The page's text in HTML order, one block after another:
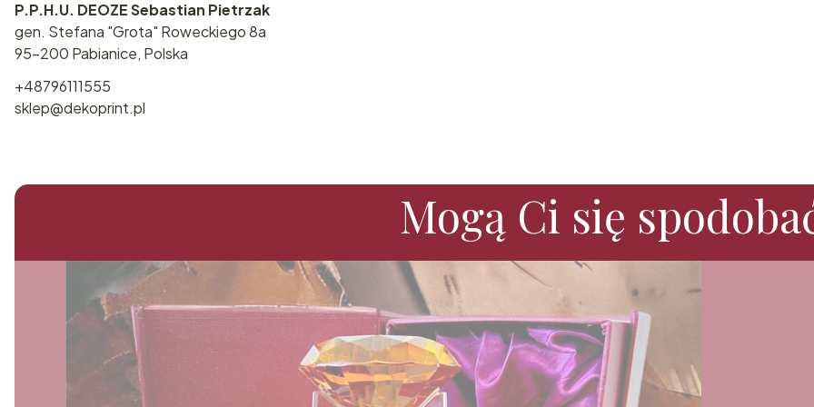
P.P.H.U. DEOZE Sebastian Pietrzak
gen. Stefana "Grota" Roweckiego 8a
95-200 Pabianice, Polska
+48796111555
sklep@dekoprint.pl
Mogą Ci się